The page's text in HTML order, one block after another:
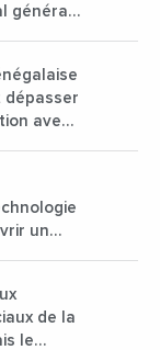
général
dépasser
avec
un
à
de la
le